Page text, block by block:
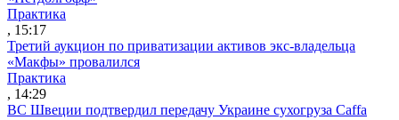
Практика
, 15:17
Третий аукцион по приватизации активов экс-владельца
«Макфы» провалился
Практика
, 14:29
ВС Швеции подтвердил передачу Украине сухогруза Caffa